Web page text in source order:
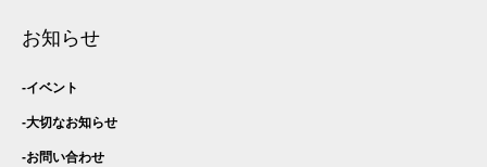
お知らせ
イベント
大切なお知らせ
お問い合わせ